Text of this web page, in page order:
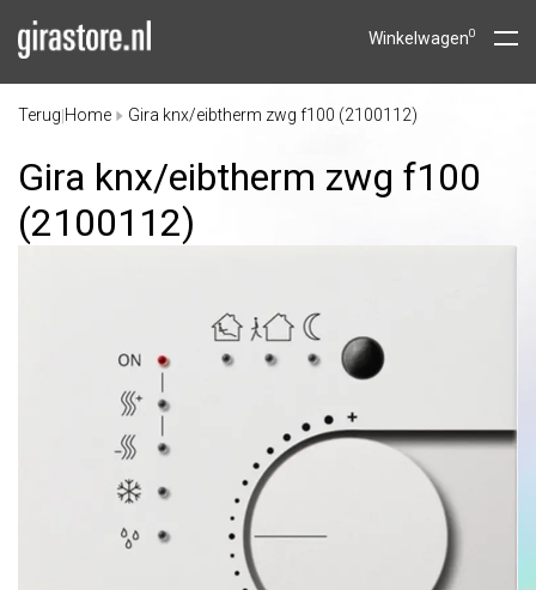
Winkelwagen0
Terug Home Gira knx/eibtherm zwg f100 (2100112)
Gira knx/eibtherm zwg f100
(2100112)